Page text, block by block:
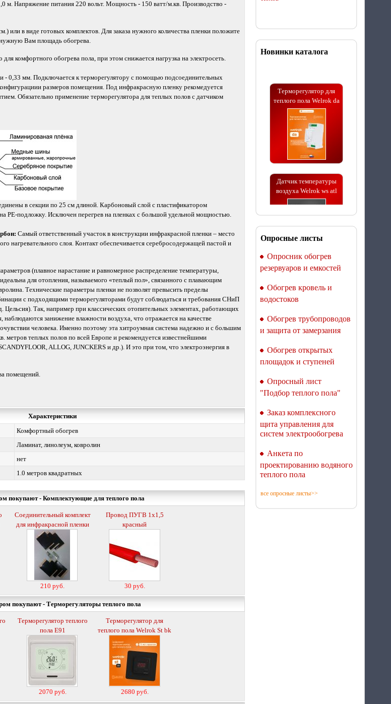
м. Напряжение питания 220 вольт. Мощность - 150 ватт/м.кв. Производство -
или в виде готовых комплектов. Для заказа нужного количества пленки положите
нужную Вам площадь обогрева.
комфортного обогрева пола, при этом снижается нагрузка на электросеть.
- 0,33 мм. Подключается к терморегулятору с помощью подсоединительных
размеров помещения. Под инфракрасную пленку рекомедуется
Обязательно применение терморегулятора для теплых полов с датчиком
в секции по 25 см длиной. Карбоновый слой с пластификатором
PE-подложку. Исключен перегрев на пленках с большой удельной мощностью.
Самый ответственный участок в конструкции инфракрасной пленки – место
нагревательного слоя. Контакт обеспечивается серебросодержащей пастой и
(плавное нарастание и равномерное распределение температуры,
для отопления, называемого «теплый пол», связанного с плавающим
Технические параметры пленки не позволят превысить пределы
с подходящими терморегуляторами будут соблюдаться и требования СНиП
Цельсия). Так, например при классических отопительных элементах, работающих
занижение влажности воздуха, что отражается на качестве
человека. Именно поэтому эта хитроумная система надежно и с большим
метров теплых полов по всей Европе и рекомендуется известнейшими
ALLOG, JUNCKERS и др.). И это при том, что электроэнергия в
помещений.
Характеристики
Комфортный обогрев
Ламинат, линолеум, ковролин
нет
1.0 метров квадратных
покупают - Комплектующие для теплого пола
Соединительный комплект
для инфракрасной пленки
210 руб.
Провод ПУГВ 1х1,5
красный
30 руб.
покупают - Терморегуляторы теплого пола
Терморегулятор теплого
пола E91
2070 руб.
Терморегулятор для
теплого пола Welrok St bk
2680 руб.
Новинки каталога
теплого пола Welrok da
воздуха Welrok ws atl
Терморегулятор для
теплого пола Welrok Mex
Терморегулятор для
bk atl
Терморегулятор для
atl WiFi с датчиком
воздуха
Опросные листы
Опросник обогрев
резервуаров и емкостей
Обогрев кровель и
водостоков
Обогрев трубопроводов
и защита от замерзания
Обогрев открытых
площадок и ступеней
Опросный лист
"Подбор теплого пола"
Заказ комплексного
щита управления для
систем электрообогрева
Анкета по
проектированию водяного
теплого пола
все опросные листы>>